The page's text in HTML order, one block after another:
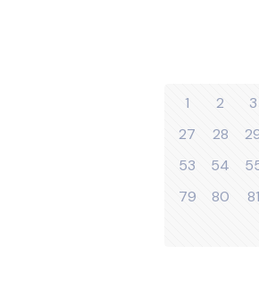
1 2 3
27
28
53
54
79
80 81